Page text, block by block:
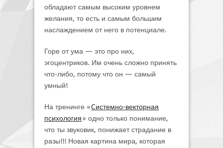
обладают самым высоким уровнем
желания, то есть и самым большим
наслаждением от него в потенциале.
Горе от ума — это про них,
эгоцентриков. Им очень сложно принять
что-либо, потому что он — самый
умный!
На тренинге «Cистемно-векторная
психология» одно только понимание,
что ты звуковик, понижает страдание в
разы!!! Новая картина мира, которая